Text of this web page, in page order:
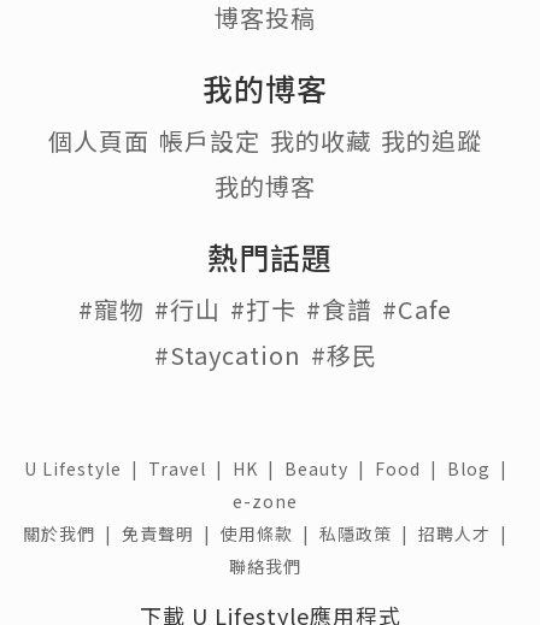
博客投稿
我的博客
個人頁面 帳戶設定 我的收藏 我的追蹤
我的博客
熱門話題
#寵物 #行山 #打卡 #食譜 #Cafe
#Staycation #移民
U Lifestyle | Travel | HK | Beauty | Food | Blog |
e-zone
關於我們 | 免責聲明 | 使用條款 | 私隱政策 | 招聘人才 |
聯絡我們
下載 U Lifestyle應用程式